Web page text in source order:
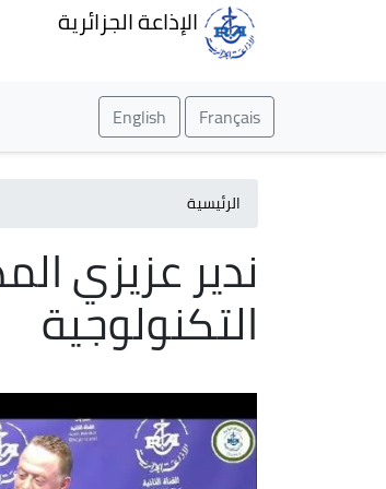
الإذاعة الجزائرية
Français
English
الرئيسية
ندير عزيزي
التكنولوجية